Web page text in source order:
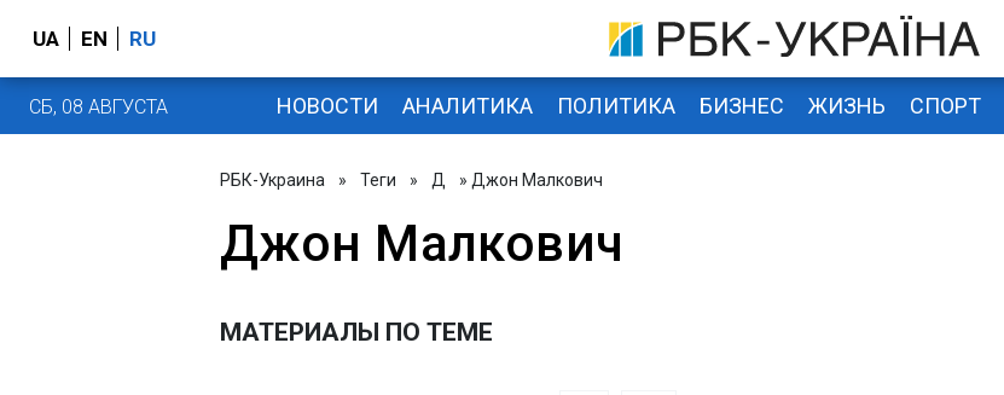
UA EN RU
СБ, 08 АВГУСТА НОВОСТИ АНАЛИТИКА ПОЛИТИКА БИЗНЕС ЖИЗНЬ СПОРТ
РБК-Украина » Теги » Д » Джон Малкович
Джон Малкович
МАТЕРИАЛЫ ПО ТЕМЕ